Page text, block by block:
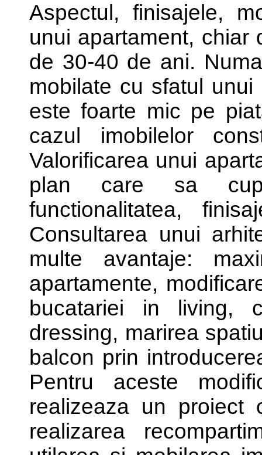
Aspectul, finisajele,
unui apartament, chiar
de 30-40 de ani.
mobilate cu sfatul
este foarte mic pe
cazul imobilelor
Valorificarea unui
plan care sa
functionalitatea,
Consultarea unui
multe avantaje:
apartamente,
bucatariei in living,
dressing, marirea
balcon prin
Pentru aceste
realizeaza un proiect
realizarea